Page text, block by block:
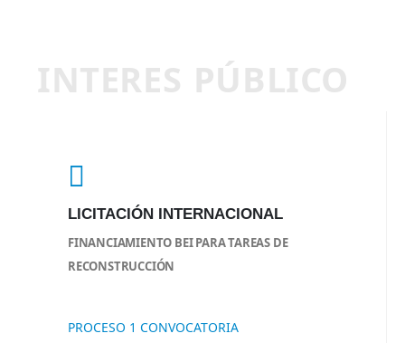
INTERES PÚBLICO
LICITACIÓN INTERNACIONAL
FINANCIAMIENTO BEI PARA TAREAS DE
RECONSTRUCCIÓN
PROCESO 1 CONVOCATORIA